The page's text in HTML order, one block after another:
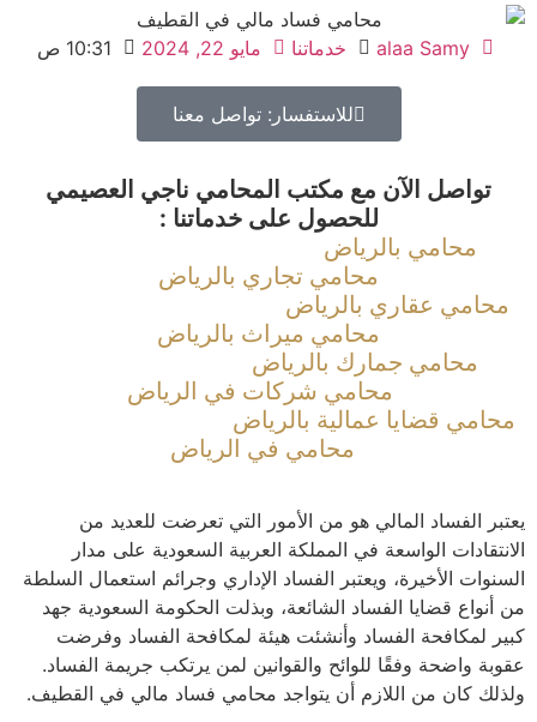
alaa Samy خدماتنا مايو 22, 2024 10:31 ص
للاستفسار: تواصل معنا
تواصل الآن مع مكتب المحامي ناجي العصيمي
للحصول على خدماتنا :
محامي بالرياض
محامي تجاري بالرياض
عقاري بالرياض
محامي ميراث بالرياض
محامي جمارك بالرياض
محامي شركات في الرياض
قضايا عمالية بالرياض
محامي في الرياض
الفساد المالي هو من الأمور التي تعرضت للعديد من
الواسعة في المملكة العربية السعودية على مدار
الأخيرة، ويعتبر الفساد الإداري وجرائم استعمال السلطة
قضايا الفساد الشائعة، وبذلت الحكومة السعودية جهد
لمكافحة الفساد وأنشئت هيئة لمكافحة الفساد وفرضت
واضحة وفقًا للوائح والقوانين لمن يرتكب جريمة الفساد.
كان من اللازم أن يتواجد محامي فساد مالي في القطيف.